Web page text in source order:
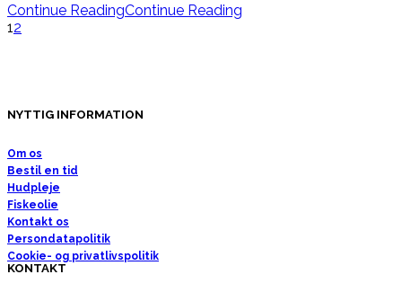
Continue ReadingContinue Reading
1 2
NYTTIG INFORMATION
Om os
Bestil en tid
Hudpleje
Fiskeolie
Kontakt os
Persondatapolitik
Cookie- og privatlivspolitik
KONTAKT